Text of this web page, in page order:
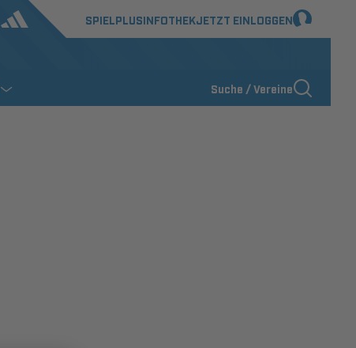
SPIELPLUSINFOTHEKJETZT EINLOGGEN
Suche / Vereine